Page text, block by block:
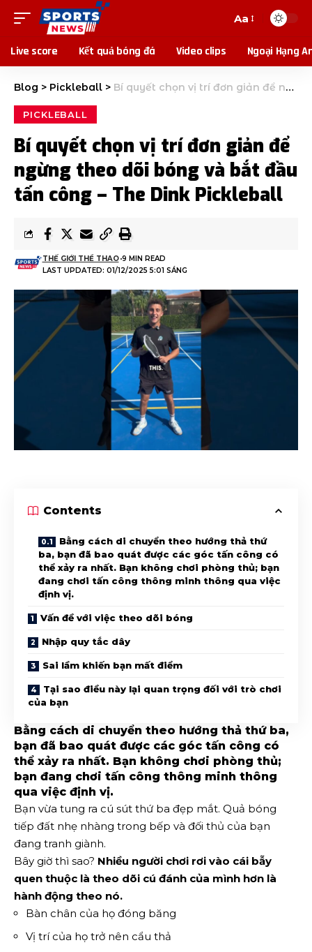
Aa
Live score Kết quả bóng đá Video clips Ngoại Hạng
Blog > Pickleball > Bí quyết chọn vị trí đơn giản để ngừng theo dõi bóng và bắt đầu tấn công – The Dink Pickleball
PICKLEBALL
Bí quyết chọn vị trí đơn giản để
ngừng theo dõi bóng và bắt đầu
tấn công – The Dink Pickleball
LAST UPDATED: 01/12/2025 5:01 SÁNG
THẾ GIỚI THỂ THAO 9 MIN READ
Contents
Bằng cách di chuyển theo hướng thả thứ
ba, bạn đã bao quát được các góc tấn công có
thể xảy ra nhất. Bạn không chơi phòng thủ; bạn
đang chơi tấn công thông minh thông qua việc
định vị.
Vấn đề với việc theo dõi bóng
Nhập quy tắc dây
Sai lầm khiến bạn mất điểm
Tại sao điều này lại quan trọng đối với trò chơi
của bạn
Bằng cách di chuyển theo hướng thả thứ ba,
bạn đã bao quát được các góc tấn công có
thể xảy ra nhất. Bạn không chơi phòng thủ;
bạn đang chơi tấn công thông minh thông
qua việc định vị.
Bạn vừa tung ra cú sút thứ ba đẹp mắt. Quả bóng
tiếp đất nhẹ nhàng trong bếp và đối thủ của bạn
đang tranh giành.
Bây giờ thì sao? Nhiều người chơi rơi vào cái bẫy
quen thuộc là theo dõi cú đánh của mình hơn là
hành động theo nó.
Bàn chân của họ đóng băng
Vị trí của họ trở nên cẩu thả